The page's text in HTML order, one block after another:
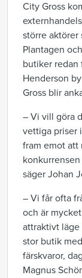
City Gross
större aktörer
Plantagen
butiker redan
Henderson
Gross blir
– Vi vill göra
vettiga priser
fram emot att
säger Johan
– Vi får ofta
och är
attraktivt läge
stor butik
färskvaror,
Magnus